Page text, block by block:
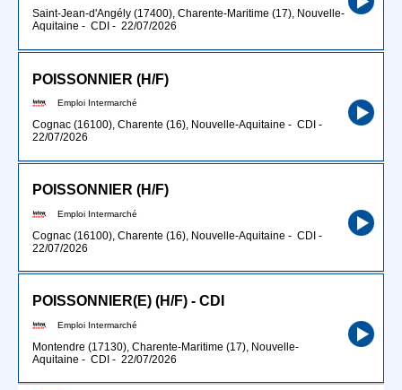
Saint-Jean-d'Angély (17400), Charente-Maritime (17), Nouvelle-
Aquitaine - CDI - 22/07/2026
POISSONNIER (H/F)
Emploi Intermarché
Cognac (16100), Charente (16), Nouvelle-Aquitaine - CDI -
22/07/2026
POISSONNIER (H/F)
Emploi Intermarché
Cognac (16100), Charente (16), Nouvelle-Aquitaine - CDI -
22/07/2026
POISSONNIER(E) (H/F) - CDI
Emploi Intermarché
Montendre (17130), Charente-Maritime (17), Nouvelle-
Aquitaine - CDI - 22/07/2026